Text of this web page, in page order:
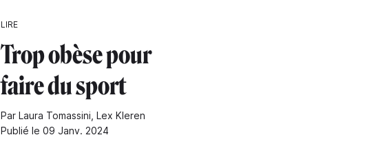
LIRE
Trop obèse pour
faire du sport
Par Laura Tomassini, Lex Kleren
Publié le 09 Janv. 2024